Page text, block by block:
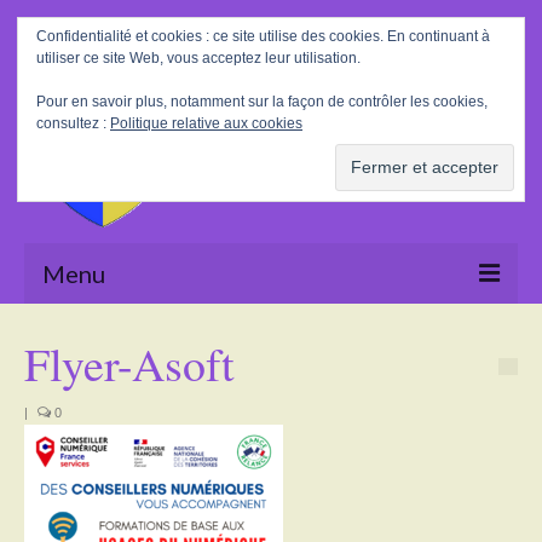
Rechercher
:
Menu
La Mairie
Le village
Tourisme
Flyer-Asoft
| 0
Confidentialité et cookies : ce site utilise des cookies. En continuant à
utiliser ce site Web, vous acceptez leur utilisation.
Pour en savoir plus, notamment sur la façon de contrôler les cookies,
consultez : Politique relative aux cookies